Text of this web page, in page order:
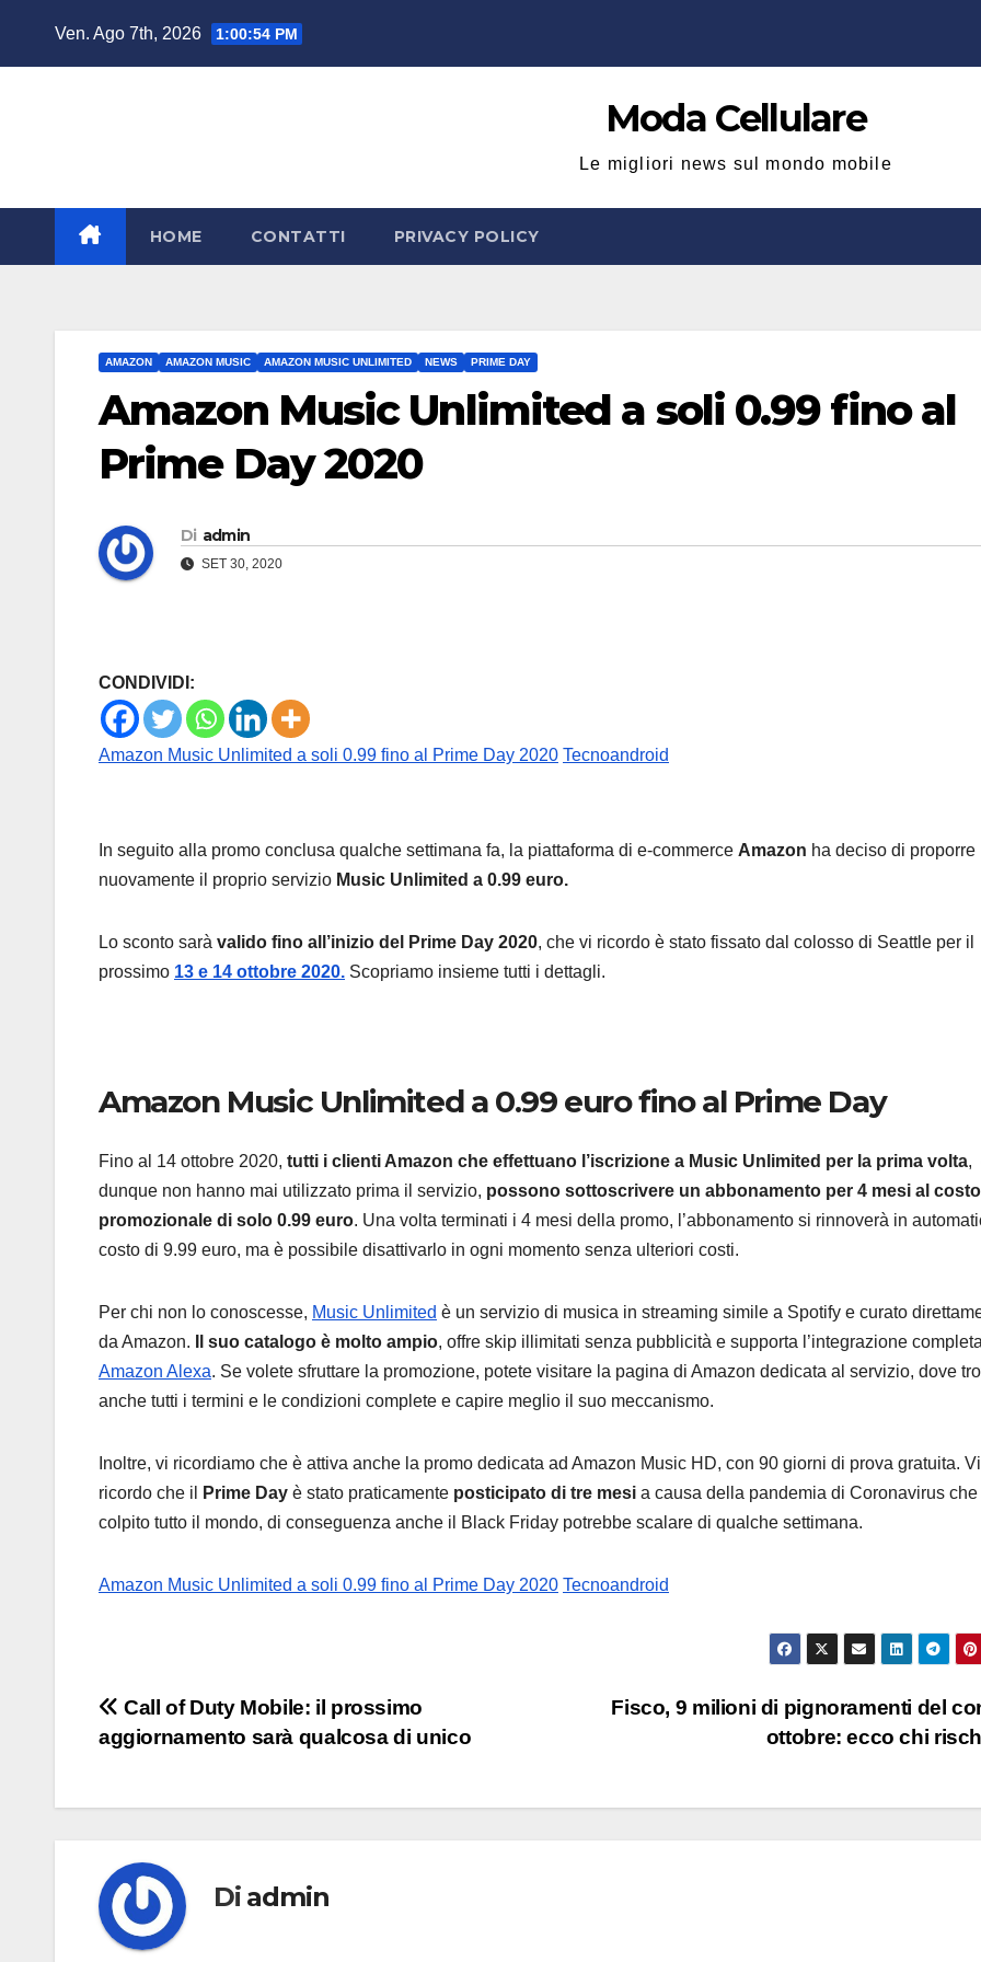
Ven. Ago 7th, 2026 1:00:55 PM
Moda Cellulare
Le migliori news sul mondo mobile
HOME CONTATTI PRIVACY POLICY
AMAZON AMAZON MUSIC AMAZON MUSIC UNLIMITED NEWS PRIME DAY
Amazon Music Unlimited a soli 0.99 fino al
Prime Day 2020
Di admin
SET 30, 2020
CONDIVIDI:
Amazon Music Unlimited a soli 0.99 fino al Prime Day 2020 Tecnoandroid
In seguito alla promo conclusa qualche settimana fa, la piattaforma di e-commerce Amazon ha deciso di proporre
nuovamente il proprio servizio Music Unlimited a 0.99 euro.
Lo sconto sarà valido fino all’inizio del Prime Day 2020, che vi ricordo è stato fissato dal colosso di Seattle per il
prossimo 13 e 14 ottobre 2020. Scopriamo insieme tutti i dettagli.
Amazon Music Unlimited a 0.99 euro fino al Prime Day
Fino al 14 ottobre 2020, tutti i clienti Amazon che effettuano l’iscrizione a Music Unlimited per la prima volta,
dunque non hanno mai utilizzato prima il servizio, possono sottoscrivere un abbonamento per 4 mesi al costo
promozionale di solo 0.99 euro. Una volta terminati i 4 mesi della promo, l’abbonamento si rinnoverà in
costo di 9.99 euro, ma è possibile disattivarlo in ogni momento senza ulteriori costi.
Per chi non lo conoscesse, Music Unlimited è un servizio di musica in streaming simile a Spotify e curato
da Amazon.
Il suo catalogo è molto ampio, offre skip illimitati senza pubblicità e supporta l’integrazione
Amazon Alexa. Se volete sfruttare la promozione, potete visitare la pagina di Amazon dedicata al servizio, dove
anche tutti i termini e le condizioni complete e capire meglio il suo meccanismo.
Inoltre, vi ricordiamo che è attiva anche la promo dedicata ad Amazon Music HD, con 90 giorni di prova gratuita. Vi
ricordo che il
Prime Day è stato praticamente posticipato di tre mesi a causa della pandemia di Coronavirus che
colpito tutto il mondo, di conseguenza anche il Black Friday potrebbe scalare di qualche settimana.
Amazon Music Unlimited a soli 0.99 fino al Prime Day 2020 Tecnoandroid
Navigazione
articoli
Fisco, 9 milioni di pignoramenti del
ottobre: ecco chi
Call of Duty Mobile: il prossimo
aggiornamento sarà qualcosa di unico
Di admin
ANDROID
Galaxy